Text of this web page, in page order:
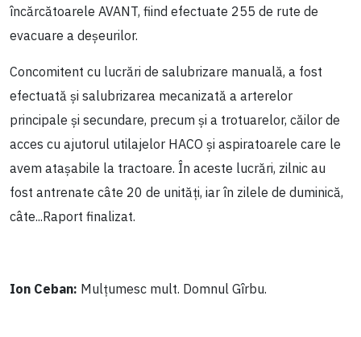
încărcătoarele AVANT, fiind efectuate 255 de rute de
evacuare a deșeurilor.
Concomitent cu lucrări de salubrizare manuală, a fost
efectuată și salubrizarea mecanizată a arterelor
principale și secundare, precum și a trotuarelor, căilor de
acces cu ajutorul utilajelor HACO și aspiratoarele care le
avem atașabile la tractoare. În aceste lucrări, zilnic au
fost antrenate câte 20 de unități, iar în zilele de duminică,
câte...Raport finalizat.
Ion Ceban: Mulțumesc mult. Domnul Gîrbu.